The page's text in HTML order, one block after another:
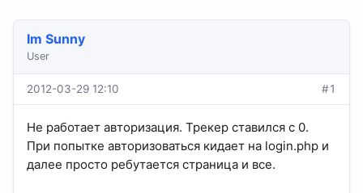
Im Sunny
User
2012-03-29 12:10 #1
Не работает авторизация. Трекер ставился с 0.
При попытке авторизоваться кидает на login.php и
далее просто ребутается страница и все.